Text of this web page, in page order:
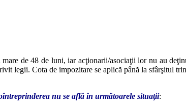
de 48 de luni, iar acţionarii/asociaţii lor nu au
legii. Cota de impozitare se aplică până la sfârşitul
nu se află în următoarele situaţii: